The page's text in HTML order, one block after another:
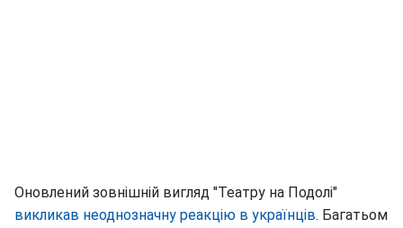
Оновлений зовнішній вигляд "Театру на Подолі"
викликав неоднозначну реакцію в українців. Багатьом